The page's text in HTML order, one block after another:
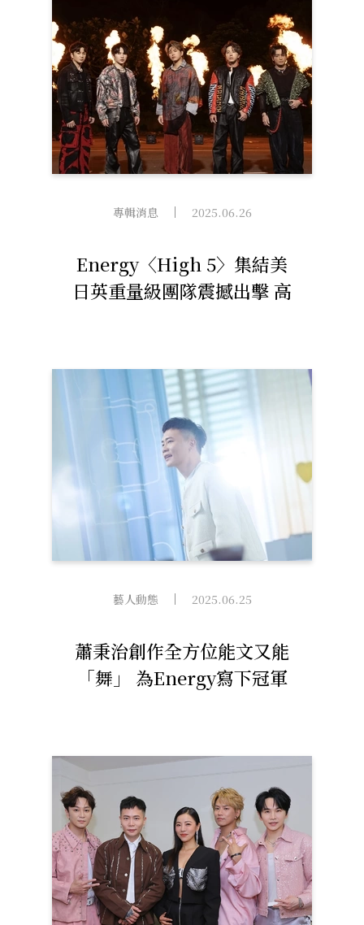
專輯消息
Energy〈High 5〉集結美
日英重量級團隊震撼出擊 高
2025.06.26
藝人動態
蕭秉治創作全方位能文又能
「舞」 為Energy寫下冠軍
2025.06.25